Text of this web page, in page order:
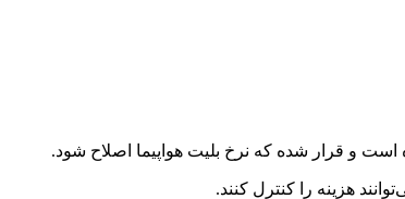
است و قرار شده که نرخ بلیت هواپیما اصلاح شود.
هزینه را کنترل کنند.